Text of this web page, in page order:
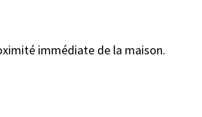
immédiate de la maison.